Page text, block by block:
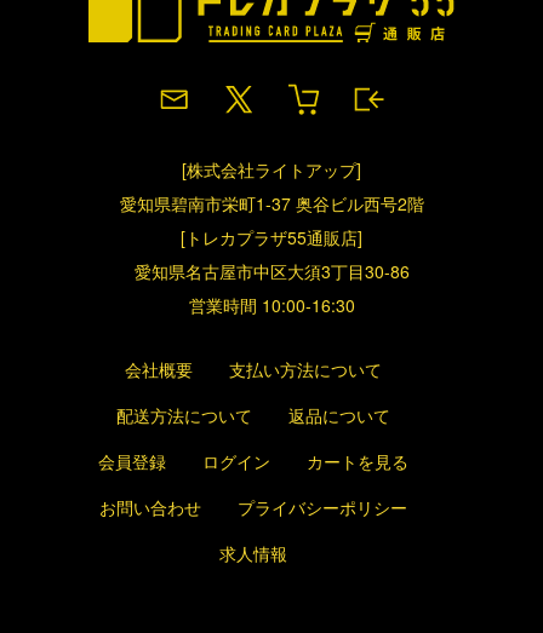
[株式会社ライトアップ]
愛知県碧南市栄町1-37 奥谷ビル西号2階
[トレカプラザ55通販店]
愛知県名古屋市中区大須3丁目30-86
営業時間 10:00-16:30
会社概要
支払い方法について
配送方法について
返品について
会員登録
ログイン
カートを見る
お問い合わせ
プライバシーポリシー
求人情報